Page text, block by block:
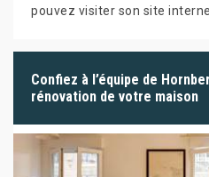
pouvez visiter son site
Confiez à l’équipe de
rénovation de votre maison